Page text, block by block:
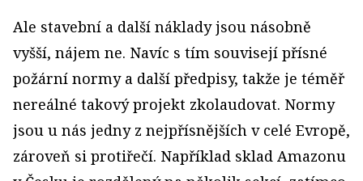
Ale stavební a další náklady jsou násobně
vyšší, nájem ne. Navíc s tím souvisejí přísné
požární normy a další předpisy, takže je téměř
nereálné takový projekt zkolaudovat. Normy
jsou u nás jedny z nejpřísnějších v celé Evropě,
zároveň si protiřečí. Například sklad Amazonu